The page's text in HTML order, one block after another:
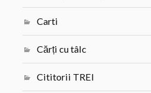
Carti
Cărți cu tâlc
Cititorii TREI